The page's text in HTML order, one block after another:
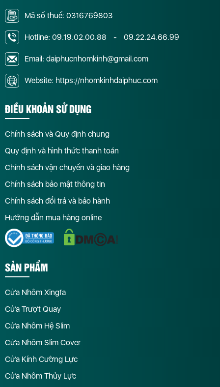
Mã số thuế: 0316769803
Hotline: 09.19.02.00.88 - 09.22.24.66.99
Email: daiphucnhomkinh@gmail.com
Website: https://nhomkinhdaiphuc.com
ĐIỀU KHOẢN SỬ DỤNG
Chính sách và Quy định chung
Quy định và hình thức thanh toán
Chính sách vận chuyển và giao hàng
Chính sách bảo mật thông tin
Chính sách đổi trả và bảo hành
Hướng dẫn mua hàng online
SẢN PHẨM
Cửa Nhôm Xingfa
Cửa Trượt Quay
Cửa Nhôm Hệ Slim
Cửa Nhôm Slim Cover
Cửa Kính Cường Lực
Cửa Nhôm Thủy Lực